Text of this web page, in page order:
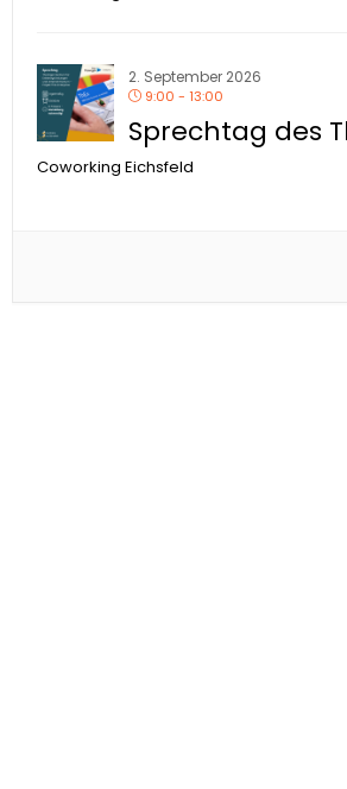
2. September 2026
9:00 - 13:00
Sprechtag des
Coworking Eichsfeld